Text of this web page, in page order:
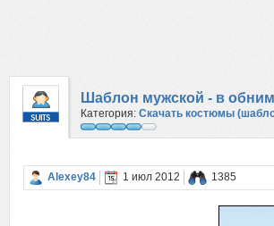
Шаблон мужской - в
Категория: Скачать костюмы
Alexey84 1 июл 2012 1385